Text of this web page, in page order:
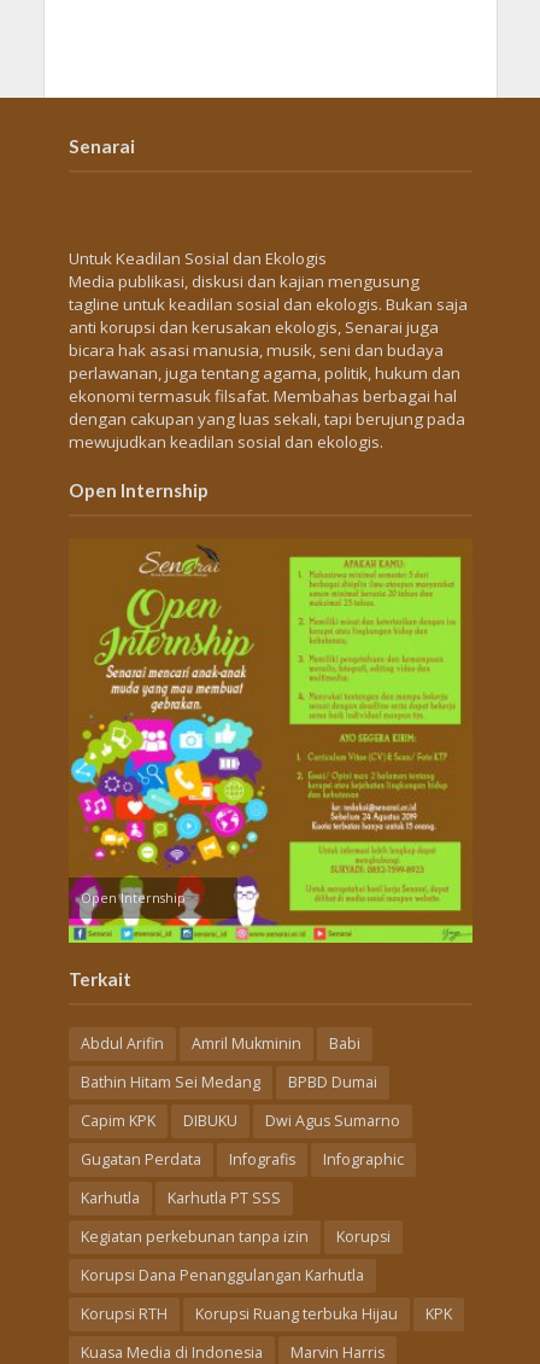
Senarai
Untuk Keadilan Sosial dan Ekologis
Media publikasi, diskusi dan kajian mengusung
tagline untuk keadilan sosial dan ekologis. Bukan saja
anti korupsi dan kerusakan ekologis, Senarai juga
bicara hak asasi manusia, musik, seni dan budaya
perlawanan, juga tentang agama, politik, hukum dan
ekonomi termasuk filsafat. Membahas berbagai hal
dengan cakupan yang luas sekali, tapi berujung pada
mewujudkan keadilan sosial dan ekologis.
Open Internship
Open Internship
Terkait
Abdul Arifin Amril Mukminin
Babi
Bathin Hitam Sei Medang
BPBD Dumai
Capim KPK
DIBUKU
Dwi Agus Sumarno
Gugatan Perdata
Infografis
Infographic
Karhutla
Karhutla PT SSS
Kegiatan perkebunan tanpa izin
Korupsi
Korupsi Dana Penanggulangan Karhutla
Korupsi RTH
Korupsi Ruang terbuka Hijau
KPK
Kuasa Media di Indonesia
Marvin Harris